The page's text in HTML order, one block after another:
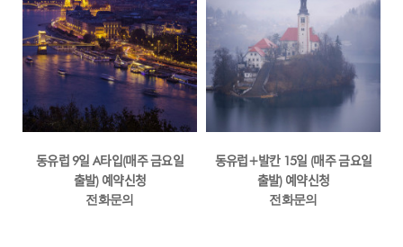
동유럽 9일 A타입(매주 금요일
출발) 예약신청
전화문의
동유럽+발칸 15일 (매주 금요일
출발) 예약신청
전화문의